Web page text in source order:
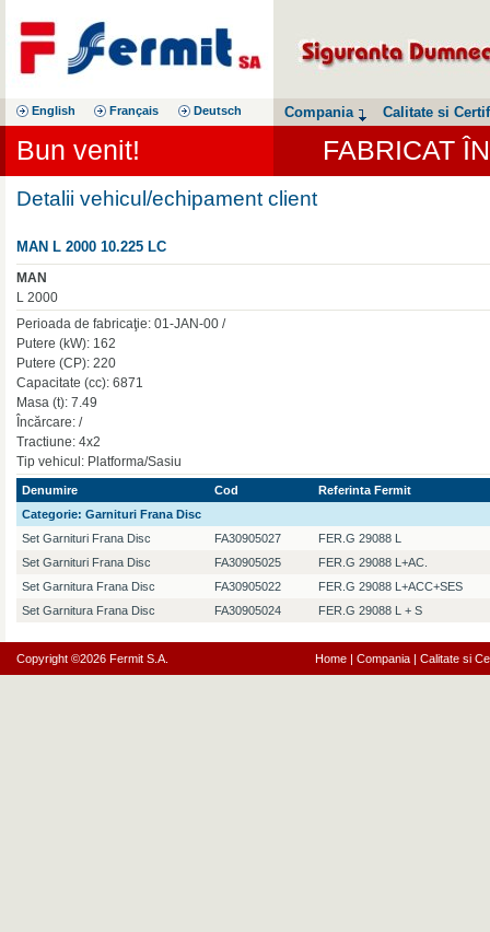
English Français Deutsch Compania Calitate si
Bun venit! FABRICAT
Detalii vehicul/echipament client
MAN L 2000 10.225 LC
MAN
L 2000
Perioada de fabricaţie: 01-JAN-00 /
Putere (kW): 162
Putere (CP): 220
Capacitate (cc): 6871
Masa (t): 7.49
Încărcare: /
Tractiune: 4x2
Tip vehicul: Platforma/Sasiu
Denumire Cod
Referinta Fermit
Categorie: Garnituri Frana Disc
Set Garnituri Frana Disc
FA30905027
FER.G 29088 L
Set Garnituri Frana Disc
FA30905025
FER.G 29088 L+AC.
Set Garnitura Frana Disc
FA30905022
FER.G 29088 L+ACC+SES
Set Garnitura Frana Disc
FA30905024 FER.G 29088 L + S
Copyright ©2026 Fermit S.A. Home| Compania| Calitate si